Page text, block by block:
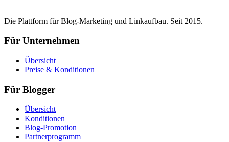
Die Plattform für Blog-Marketing und Linkaufbau. Seit 2015.
Für Unternehmen
Übersicht
Preise & Konditionen
Für Blogger
Übersicht
Konditionen
Blog-Promotion
Partnerprogramm